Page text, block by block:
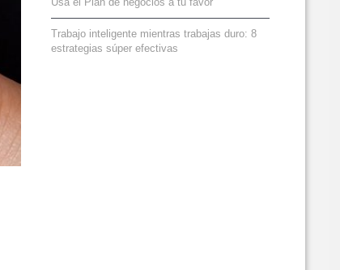
Trabajo inteligente mientras trabajas duro: 8
estrategias súper efectivas